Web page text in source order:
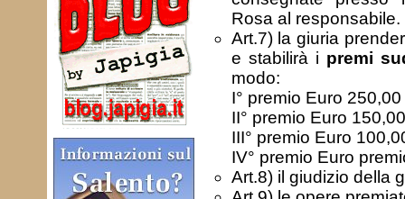
Rosa al responsabile.
Art.7) la giuria
e stabilirà i premi
modo:
I° premio Euro 250,00
II° premio Euro 150,00
III° premio Euro
IV° premio Euro
Art.8) il giudizio della